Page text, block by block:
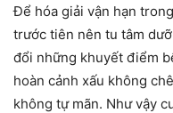
Để hóa giải vận hạn
trước tiên nên tu tâm
đổi những khuyết điểm
hoàn cảnh xấu không
không tự mãn. Như vậy